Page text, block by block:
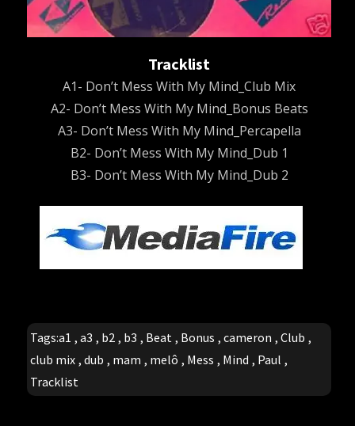
Tracklist
A1- Don’t Mess With My Mind_Club Mix
A2- Don’t Mess With My Mind_Bonus Beats
A3- Don’t Mess With My Mind_Percapella
B2- Don’t Mess With My Mind_Dub 1
B3- Don’t Mess With My Mind_Dub 2
Tags:a1 ,a3 , b2 , b3 , Beat , Bonus ,cameron ,Club ,
club mix ,dub , mam , melô , Mess , Mind , Paul ,
Tracklist